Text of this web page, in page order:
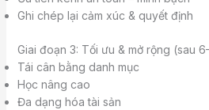
Ghi chép lại cảm xúc & quyết định
Giai đoạn 3: Tối ưu & mở rộng (sau
Tái cân bằng danh mục
Học nâng cao
Đa dạng hóa tài sản